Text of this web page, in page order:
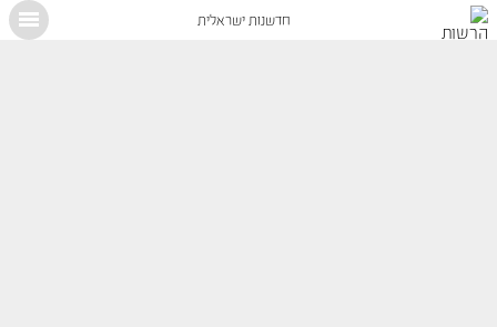
חדשנות ישראלית
X